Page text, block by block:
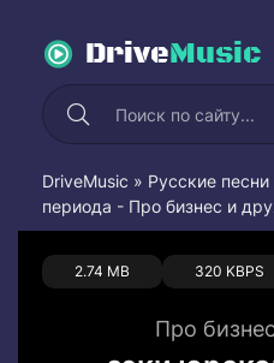
DriveMusic
DriveMusic » Русские
периода - Про бизнес и
2.74 MB 320 KBPS
0
Про